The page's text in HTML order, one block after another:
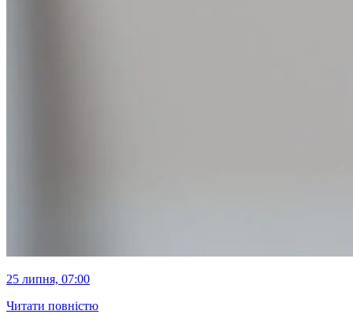
25 липня, 07:00
Читати повністю